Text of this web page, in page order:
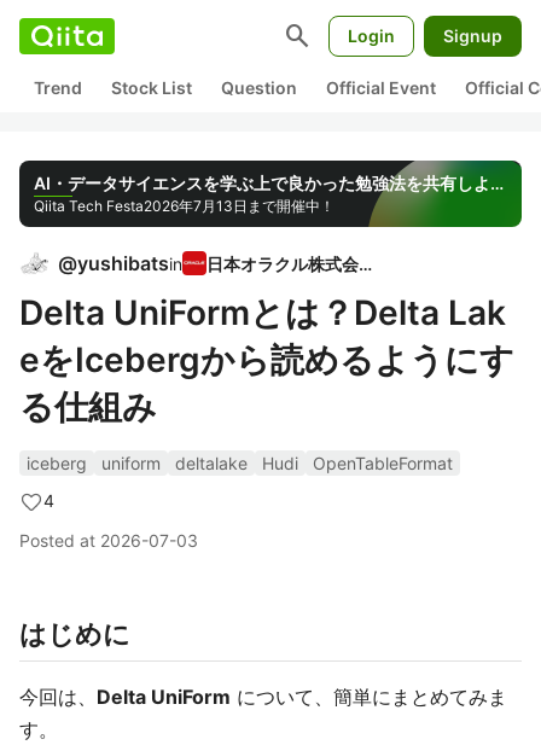
search Login Signup
Trend Stock List Question Official Event Official
AI・データサイエンスを学ぶ上で良かった勉強法を共有しよう！
Qiita Tech Festa2026年7月13日まで開催中！
@yushibatsin 日本オラクル株式会社
Delta UniFormとは？Delta Lak
eをIcebergから読めるようにす
る仕組み
iceberg uniform deltalake Hudi
OpenTableFormat
4
Posted at 2026-07-03
はじめに
今回は、 Delta UniForm について、簡単にまとめてみま
す。